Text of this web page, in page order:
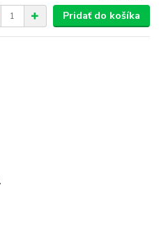
Pridať do košíka